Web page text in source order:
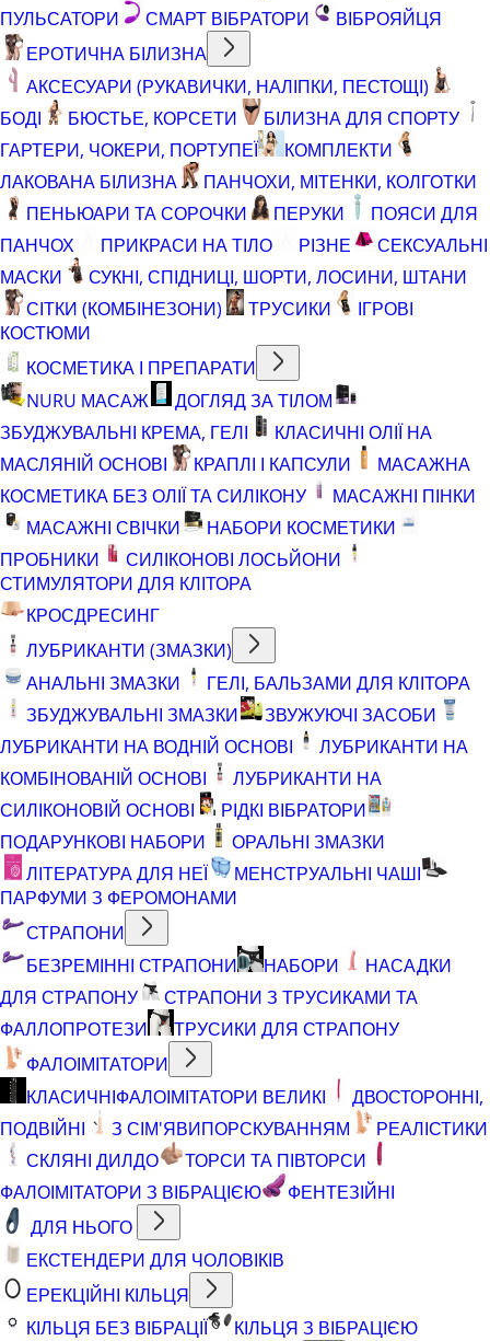
ПУЛЬСАТОРИ
СМАРТ ВІБРАТОРИ
ВІБРОЯЙЦЯ
ЕРОТИЧНА БІЛИЗНА
АКСЕСУАРИ (РУКАВИЧКИ, НАЛІПКИ, ПЕСТОЩІ)
БОДІ
БЮСТЬЕ, КОРСЕТИ
БІЛИЗНА ДЛЯ СПОРТУ
ГАРТЕРИ, ЧОКЕРИ, ПОРТУПЕЇ
КОМПЛЕКТИ
ЛАКОВАНА БІЛИЗНА
ПАНЧОХИ, МІТЕНКИ, КОЛГОТКИ
ПЕНЬЮАРИ ТА СОРОЧКИ
ПЕРУКИ
ПОЯСИ ДЛЯ
ПАНЧОХ
ПРИКРАСИ НА ТІЛО РІЗНЕ
СЕКСУАЛЬНІ
МАСКИ
СУКНІ, СПІДНИЦІ, ШОРТИ, ЛОСИНИ, ШТАНИ
СІТКИ (КОМБІНЕЗОНИ)
ТРУСИКИ
ІГРОВІ
КОСТЮМИ
КОСМЕТИКА І ПРЕПАРАТИ
NURU МАСАЖ
ДОГЛЯД ЗА ТІЛОМ
ЗБУДЖУВАЛЬНІ КРЕМА, ГЕЛІ
КЛАСИЧНІ ОЛІЇ НА
МАСЛЯНІЙ ОСНОВІ
КРАПЛІ І КАПСУЛИ
МАСАЖНА
КОСМЕТИКА БЕЗ ОЛІЇ ТА СИЛІКОНУ
МАСАЖНІ ПІНКИ
МАСАЖНІ СВІЧКИ
НАБОРИ КОСМЕТИКИ
ПРОБНИКИ
СИЛІКОНОВІ ЛОСЬЙОНИ
СТИМУЛЯТОРИ ДЛЯ КЛІТОРА
КРОСДРЕСИНГ
ЛУБРИКАНТИ (ЗМАЗКИ)
АНАЛЬНІ ЗМАЗКИ
ГЕЛІ, БАЛЬЗАМИ ДЛЯ КЛІТОРА
ЗБУДЖУВАЛЬНІ ЗМАЗКИ
ЗВУЖУЮЧІ ЗАСОБИ
ЛУБРИКАНТИ НА ВОДНІЙ ОСНОВІ
ЛУБРИКАНТИ НА
КОМБІНОВАНІЙ ОСНОВІ
ЛУБРИКАНТИ НА
СИЛІКОНОВІЙ ОСНОВІ
РІДКІ ВІБРАТОРИ
ПОДАРУНКОВІ НАБОРИ
ОРАЛЬНІ ЗМАЗКИ
ЛІТЕРАТУРА ДЛЯ НЕЇ
МЕНСТРУАЛЬНІ ЧАШІ
ПАРФУМИ З ФЕРОМОНАМИ
СТРАПОНИ
БЕЗРЕМІННІ СТРАПОНИ
НАБОРИ
НАСАДКИ
ДЛЯ СТРАПОНУ
СТРАПОНИ З ТРУСИКАМИ ТА
ФАЛЛОПРОТЕЗИ
ТРУСИКИ ДЛЯ СТРАПОНУ
ФАЛОІМІТАТОРИ
КЛАСИЧНІФАЛОІМІТАТОРИ ВЕЛИКІ
ДВОСТОРОННІ,
ПОДВІЙНІ
З СІМ'ЯВИПОРСКУВАННЯМ
РЕАЛІСТИКИ
СКЛЯНІ ДИЛДО
ТОРСИ ТА ПІВТОРСИ
ФАЛОІМІТАТОРИ З ВІБРАЦІЄЮ
ФЕНТЕЗІЙНІ
ДЛЯ НЬОГО
ЕКСТЕНДЕРИ ДЛЯ ЧОЛОВІКІВ
ЕРЕКЦІЙНІ КІЛЬЦЯ
КІЛЬЦЯ БЕЗ ВІБРАЦІЇ
КІЛЬЦЯ З ВІБРАЦІЄЮ